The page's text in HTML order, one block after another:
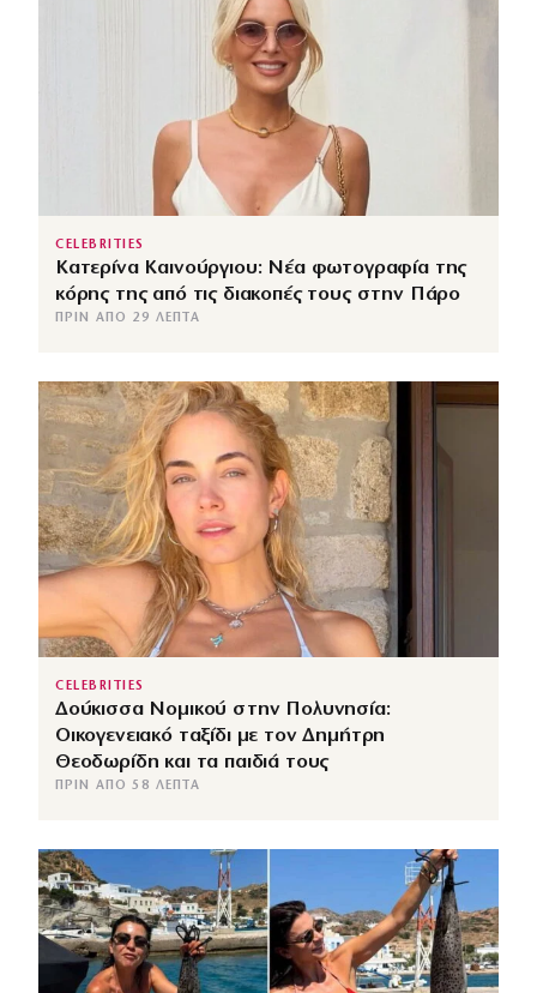
CELEBRITIES
Κατερίνα Καινούργιου: Νέα φωτογραφία της
κόρης της από τις διακοπές τους στην Πάρο
ΠΡΙΝ ΑΠΌ 29 ΛΕΠΤΆ
CELEBRITIES
Δούκισσα Νομικού στην Πολυνησία:
Οικογενειακό ταξίδι με τον Δημήτρη
Θεοδωρίδη και τα παιδιά τους
ΠΡΙΝ ΑΠΌ 58 ΛΕΠΤΆ